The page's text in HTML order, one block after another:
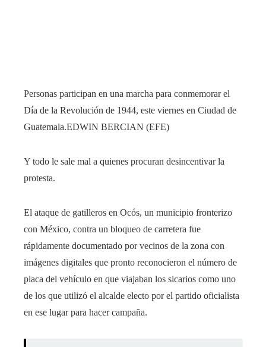
Personas participan en una marcha para conmemorar el
Día de la Revolución de 1944, este viernes en Ciudad de
Guatemala.EDWIN BERCIAN (EFE)
Y todo le sale mal a quienes procuran desincentivar la
protesta.
El ataque de gatilleros en Ocós, un municipio fronterizo
con México, contra un bloqueo de carretera fue
rápidamente documentado por vecinos de la zona con
imágenes digitales que pronto reconocieron el número de
placa del vehículo en que viajaban los sicarios como uno
de los que utilizó el alcalde electo por el partido oficialista
en ese lugar para hacer campaña.